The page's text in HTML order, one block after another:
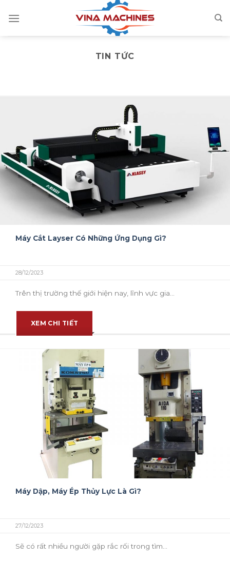
TIN TỨC
Máy Cắt Layser Có Những Ứng Dụng Gì?
28/12/2023
Trên thị trường thế giới hiện nay, lĩnh vực gia...
XEM CHI TIẾT
Máy Dập, Máy Ép Thủy Lực Là Gì?
27/12/2023
Sẽ có rất nhiều người gặp rắc rối trong tìm...